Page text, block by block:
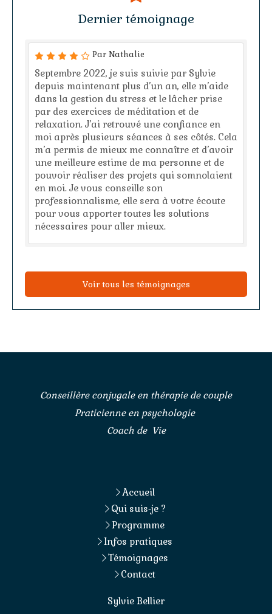
Dernier témoignage
Par Nathalie
Septembre 2022, je suis suivie par Sylvie
depuis maintenant plus d’un an, elle m’aide
dans la gestion du stress et le lâcher prise
par des exercices de méditation et de
relaxation. J’ai retrouvé une confiance en
moi après plusieurs séances à ses côtés. Cela
m’a permis de mieux me connaître et d’avoir
une meilleure estime de ma personne et de
pouvoir réaliser des projets qui somnolaient
en moi. Je vous conseille son
professionnalisme, elle sera à votre écoute
pour vous apporter toutes les solutions
nécessaires pour aller mieux.
Voir tous les témoignages
Conseillère conjugale en thérapie de couple
Praticienne en psychologie
Coach de Vie
Accueil
Qui suis-je ?
Programme
Infos pratiques
Témoignages
Contact
Sylvie Bellier